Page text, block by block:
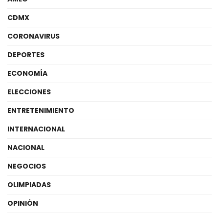
CDMX
CORONAVIRUS
DEPORTES
ECONOMÍA
ELECCIONES
ENTRETENIMIENTO
INTERNACIONAL
NACIONAL
NEGOCIOS
OLIMPIADAS
OPINIÓN